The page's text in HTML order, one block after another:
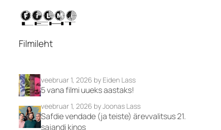
Filmileht
veebruar 1, 2026 by Eiden Lass
5 vana filmi uueks aastaks!
veebruar 1, 2026 by Joonas Lass
Safdie vendade (ja teiste) ärevvalitsus 21.
sajandi kinos